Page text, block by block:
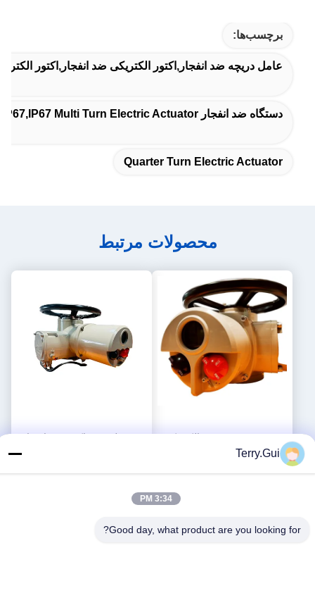
برچسب‌ها:
عامل دریچه ضد انفجار,اکتور الکتریکی ضد انفجار,اکتور
دستگاه ضد انفجار IP67,IP67 Multi Turn Electric Actuator (کاربر الکتریکی چند دور),محافظ حرارتي چند دور الکتريکي
Quarter Turn Electric Actuator
محصولات مرتبط
OEM IP67 چند دور الکتریکی
روتاری اکتواتور 150N.M
بهترین قیمت رو بدست
380 ولت AC اکتور ضد انفجار
بهترین قیمت رو بدست
Terry.Gui
3:34 PM
Good day, what product are you looking for?